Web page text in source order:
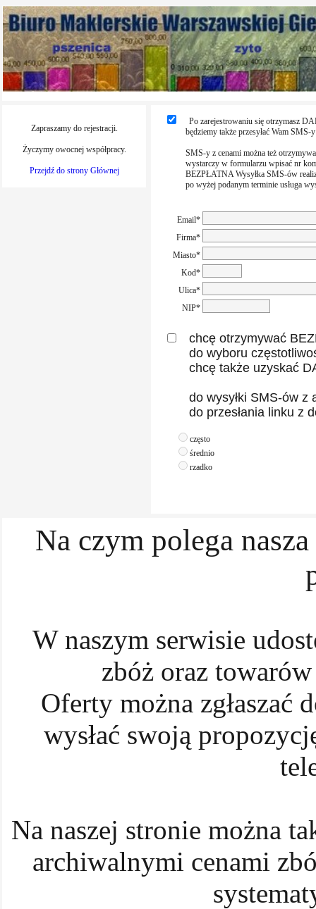
Zapraszamy do rejestracji.
Życzymy owocnej współpracy.
Przejdź do strony Głównej
Po zarejestrowaniu się otrzymasz
będziemy także przesyłać Wam SMS-y
SMS-y z cenami można też
wystarczy w formularzu wpisać nr
BEZPŁATNA Wysyłka SMS-ów
po wyżej podanym terminie usługa
Email*
Firma*
Miasto*
Kod*
Ulica*
NIP*
chcę otrzymywać
do wyboru
chcę także uzyskać
do wysyłki SMS-ów z
do przesłania linku z
często
średnio
rzadko
Na czym polega
W naszym serwisie
zbóż oraz
Oferty można zgłaszać
wysłać swoją
Na naszej stronie można
archiwalnymi cenami